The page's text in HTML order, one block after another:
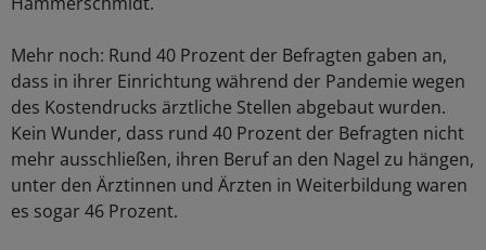
Mehr noch: Rund 40 Prozent der Befragten gaben an,
dass in ihrer Einrichtung während der Pandemie wegen
des Kostendrucks ärztliche Stellen abgebaut wurden.
Kein Wunder, dass rund 40 Prozent der Befragten nicht
mehr ausschließen, ihren Beruf an den Nagel zu hängen,
unter den Ärztinnen und Ärzten in Weiterbildung waren
es sogar 46 Prozent.